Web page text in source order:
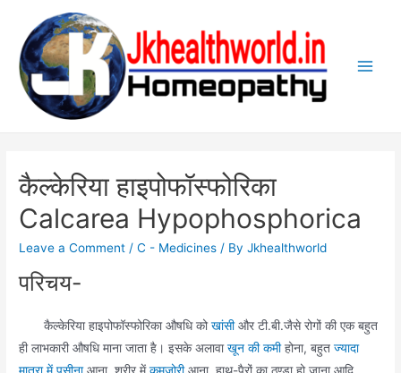
content
कैल्केरिया हाइपोफॉस्फोरिका
Calcarea Hypophosphorica
Leave a Comment /C - Medicines / ByJkhealthworld
परिचय-
कैल्केरिया हाइपोफॉस्फोरिका औषधि कोखांसीऔर टी.बी.जैसे रोगों की एक बहुत
ही लाभकारी औषधि माना जाता है। इसके अलावाखून की कमीहोना, बहुतज्यादा